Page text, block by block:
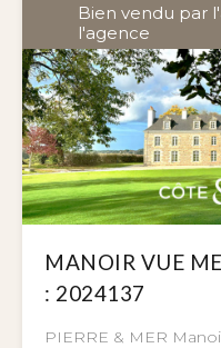
Bien vendu par
l'agence
MANOIR VUE
: 2024137
PIERRE & MER